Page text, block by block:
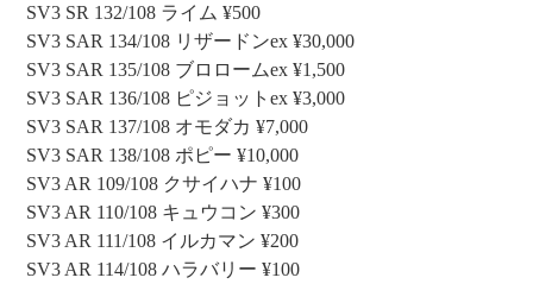
SV3 SR 132/108 ライム ¥500
SV3 SAR 134/108 リザードンex ¥30,000
SV3 SAR 135/108 ブロロームex ¥1,500
SV3 SAR 136/108 ピジョットex ¥3,000
SV3 SAR 137/108 オモダカ ¥7,000
SV3 SAR 138/108 ポピー ¥10,000
SV3 AR 109/108 クサイハナ ¥100
SV3 AR 110/108 キュウコン ¥300
SV3 AR 111/108 イルカマン ¥200
SV3 AR 114/108 ハラバリー ¥100